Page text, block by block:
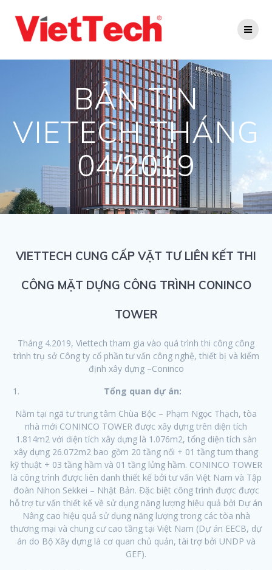
to
content
BẢN TIN
VIETECH THÁNG
04/2019
VIETTECH CUNG CẤP VẶT TƯ LIÊN KẾT THI
CÔNG MẶT DỰNG CÔNG TRÌNH CONINCO
TOWER
Tháng 4.2019, Viettech tham gia vào quá trình thi công công
trình trụ sở Công ty cổ phần tư vấn công nghệ, thiết bị và kiểm
định xây dựng –Coninco
Tổng quan dự án:
Nằm tại ngã tư trung tâm Chùa Bộc – Phạm Ngọc Thạch, tòa
nhà mới CONINCO TOWER được xây dựng trên diện tích
1.814m2 với diện tích xây dựng là 1.076m2, tổng diện tích sàn
xây dựng 26.072m2 bao gồm 20 tầng nổi + 01 tầng tum thang
kỹ thuật + 03 tầng hầm và 01 tầng lửng hầm. CONINCO TOWER
là công trình được liên danh thiết kế bởi tư vấn Việt Nam và Tập
đoàn Nihon Sekkei – Nhật Bản. Đặc biệt công trình được được
hỗ trợ tư vấn thiết kế về sử dụng năng lượng hiệu quả bởi Dự án
Nâng cao hiệu quả sử dụng năng lượng trong các tòa nhà
thương mại và chung cư cao tầng tại Việt Nam (Dự án EECB, dự
án do Bộ Xây dựng là cơ quan chủ quản, tài trợ bởi UNDP và
GEF).